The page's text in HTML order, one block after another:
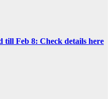
till Feb 8: Check details here